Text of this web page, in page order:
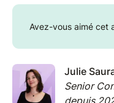
Avez-vous aimé cet
Julie
Senior
depuis